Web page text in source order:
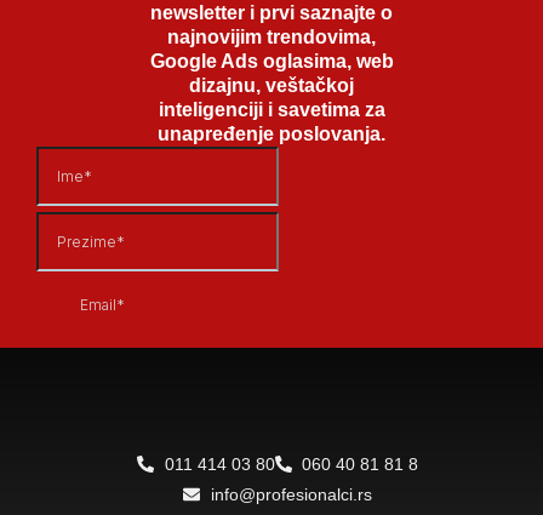
newsletter i prvi saznajte o
najnovijim trendovima,
Google Ads oglasima, web
dizajnu, veštačkoj
inteligenciji i savetima za
unapređenje poslovanja.
011 414 03 80
060 40 81 81 8
info@profesionalci.rs